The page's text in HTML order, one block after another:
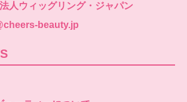
人ウィッグリング・ジャパン
beauty.jp